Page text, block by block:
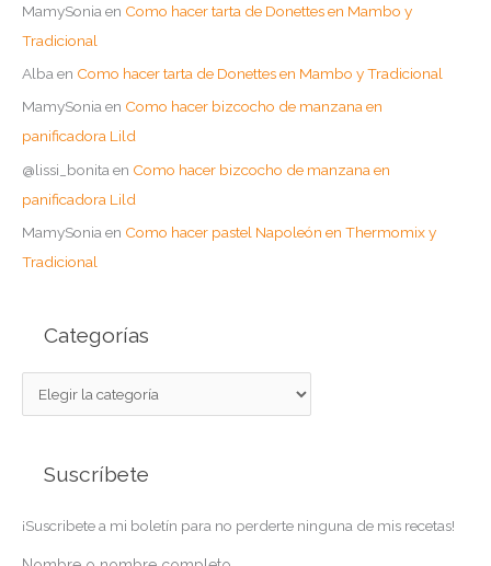
MamySonia en Como hacer tarta de Donettes en Mambo y
Tradicional
Alba en Como hacer tarta de Donettes en Mambo y Tradicional
MamySoniaen Como hacer bizcocho de manzana en
panificadora Lild
@lissi_bonita en Como hacer bizcocho de manzana en
panificadora Lild
MamySoniaen Como hacer pastel Napoleón en Thermomix y
Tradicional
Categorías
a
o
Suscríbete
¡Suscribete a mi boletín para no perderte ninguna de mis recetas!